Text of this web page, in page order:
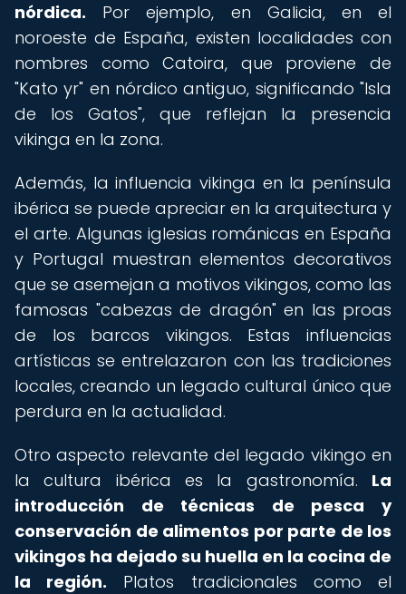
nórdica. Por ejemplo, en Galicia, en el
noroeste de España, existen localidades con
nombres como Catoira, que proviene de
"Kato yr" en nórdico antiguo, significando "Isla
de los Gatos", que reflejan la presencia
vikinga en la zona.
Además, la influencia vikinga en la península
ibérica se puede apreciar en la arquitectura y
el arte. Algunas iglesias románicas en España
y Portugal muestran elementos decorativos
que se asemejan a motivos vikingos, como las
famosas "cabezas de dragón" en las proas
de los barcos vikingos. Estas influencias
artísticas se entrelazaron con las tradiciones
locales, creando un legado cultural único que
perdura en la actualidad.
Otro aspecto relevante del legado vikingo en
la cultura ibérica es la gastronomía. La
introducción de técnicas de pesca y
conservación de alimentos por parte de los
vikingos ha dejado su huella en la cocina de
la región. Platos tradicionales como el